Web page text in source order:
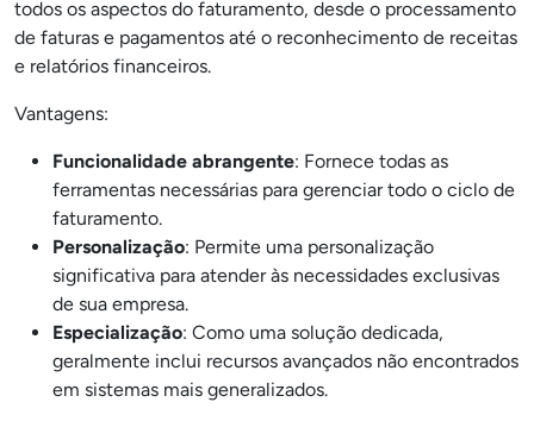
todos os aspectos do faturamento, desde o processamento
de faturas e pagamentos até o reconhecimento de receitas
e relatórios financeiros.
Vantagens:
Funcionalidade abrangente: Fornece todas as
ferramentas necessárias para gerenciar todo o ciclo de
faturamento.
Personalização: Permite uma personalização
significativa para atender às necessidades exclusivas
de sua empresa.
Especialização: Como uma solução dedicada,
geralmente inclui recursos avançados não encontrados
em sistemas mais generalizados.